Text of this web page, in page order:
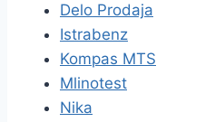
Delo Prodaja
Istrabenz
Kompas MTS
Mlinotest
Nika